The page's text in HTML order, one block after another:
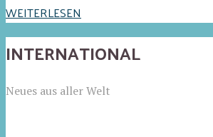
WEITERLESEN
INTERNATIONAL
Neues aus aller Welt